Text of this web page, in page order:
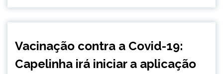
NOTÍCIAS
Vacinação contra a Covid-19:
Capelinha irá iniciar a aplicação